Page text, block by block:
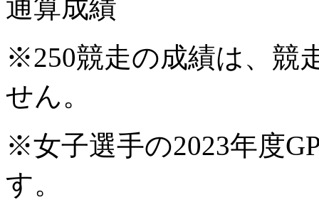
通算成績
※250競走の成績は、競
せん。
※女子選手の2023年度
す。